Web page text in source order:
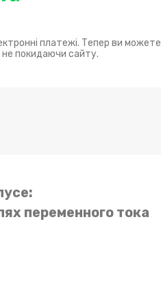
платежі. Тепер ви можете
покидаючи сайту.
переменного тока